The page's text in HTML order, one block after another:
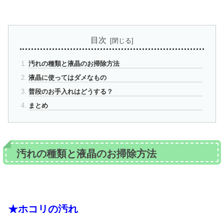
目次
汚れの種類と液晶のお掃除方法
液晶に使ってはダメなもの
普段のお手入れはどうする？
まとめ
汚れの種類と液晶のお掃除方法
★ホコリの汚れ